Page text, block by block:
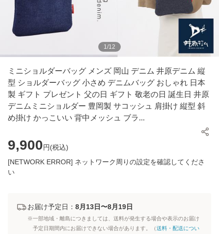
1/12
ミニショルダーバッグ メンズ 岡山 デニム 井原デニム 縦
型 ショルダーバッグ 小さめ デニムバッグ おしゃれ 日本
製 ギフト プレゼント 父の日 ギフト 敬老の日 誕生日 井原
デニムミニショルダー 豊岡製 サコッシュ 肩掛け 縦型 斜
め掛け かっこいい 背中メッシュ ブラ...
9,900円(税込)
[NETWORK ERROR] ネットワーク周りの設定を確認してくださ
い
お届け予定日： 8月13日〜8月19日
※一部地域・離島につきましては、送料が発生する場合や表示のお届け
予定日期間内にお届けできない場合があります。（送料・配送につい